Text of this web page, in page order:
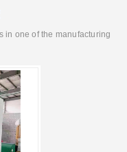
in one of the manufacturing